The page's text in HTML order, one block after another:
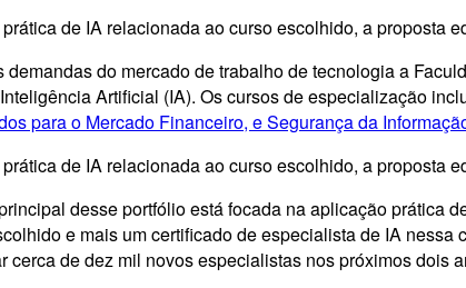
de IA relacionada ao curso escolhido, a
do mercado de trabalho de tecnologia a
Artificial (IA). Os cursos de especialização
para o Mercado Financeiro, e Segurança da
de IA relacionada ao curso escolhido, a proposta
desse portfólio está focada na aplicação prática
e mais um certificado de especialista de IA
cerca de dez mil novos especialistas nos próximos dois